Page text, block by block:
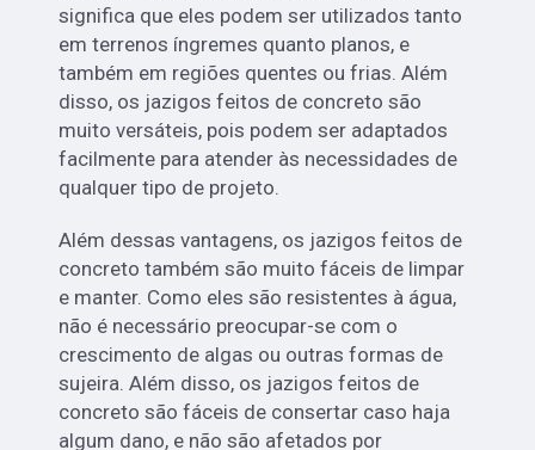
significa que eles podem ser utilizados tanto
em terrenos íngremes quanto planos, e
também em regiões quentes ou frias. Além
disso, os jazigos feitos de concreto são
muito versáteis, pois podem ser adaptados
facilmente para atender às necessidades de
qualquer tipo de projeto.
Além dessas vantagens, os jazigos feitos de
concreto também são muito fáceis de limpar
e manter. Como eles são resistentes à água,
não é necessário preocupar-se com o
crescimento de algas ou outras formas de
sujeira. Além disso, os jazigos feitos de
concreto são fáceis de consertar caso haja
algum dano, e não são afetados por